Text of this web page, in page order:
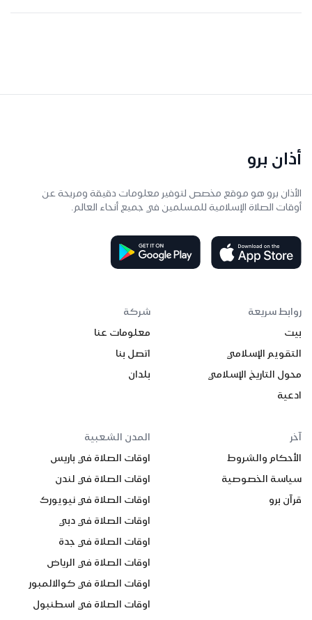
أذان برو
الأذان برو هو موقع مخصص لتوفير معلومات دقيقة ومريحة عن
أوقات الصلاة الإسلامية للمسلمين في جميع أنحاء العالم.
روابط سريعة
بيت
التقويم الإسلامي
محول التاريخ الإسلامي
ادعية
شركة
معلومات عنا
اتصل بنا
بلدان
آخر
الأحكام والشروط
سياسة الخصوصية
قرآن برو
المدن الشعبية
اوقات الصلاة في باريس
اوقات الصلاة في لندن
اوقات الصلاة في نيويورك
اوقات الصلاة في دبي
اوقات الصلاة في جدة
اوقات الصلاة في الرياض
اوقات الصلاة في كوالالمبور
اوقات الصلاة في اسطنبول